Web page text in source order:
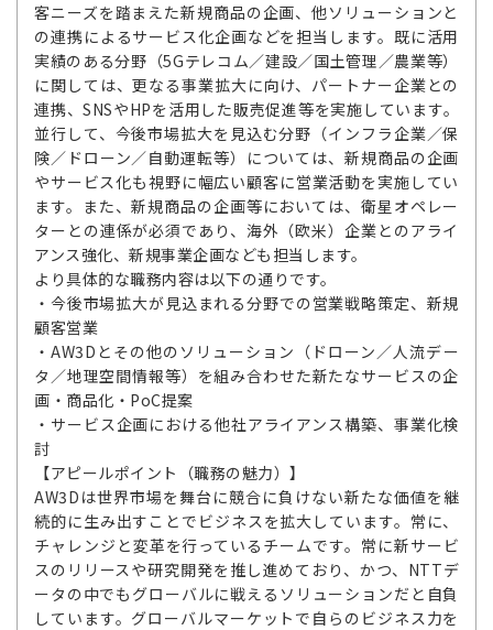
客ニーズを踏まえた新規商品の企画、他ソリューションと
の連携によるサービス化企画などを担当します。既に活用
実績のある分野（5Gテレコム／建設／国土管理／農業等）
に関しては、更なる事業拡大に向け、パートナー企業との
連携、SNSやHPを活用した販売促進等を実施しています。
並行して、今後市場拡大を見込む分野（インフラ企業／保
険／ドローン／自動運転等）については、新規商品の企画
やサービス化も視野に幅広い顧客に営業活動を実施してい
ます。また、新規商品の企画等においては、衛星オペレー
ターとの連係が必須であり、海外（欧米）企業とのアライ
アンス強化、新規事業企画なども担当します。
より具体的な職務内容は以下の通りです。
・今後市場拡大が見込まれる分野での営業戦略策定、新規
顧客営業
・AW3Dとその他のソリューション（ドローン／人流デー
タ／地理空間情報等）を組み合わせた新たなサービスの企
画・商品化・PoC提案
・サービス企画における他社アライアンス構築、事業化検
討
【アピールポイント（職務の魅力）】
AW3Dは世界市場を舞台に競合に負けない新たな価値を継
続的に生み出すことでビジネスを拡大しています。常に、
チャレンジと変革を行っているチームです。常に新サービ
スのリリースや研究開発を推し進めており、かつ、NTTデ
ータの中でもグローバルに戦えるソリューションだと自負
しています。グローバルマーケットで自らのビジネス力を